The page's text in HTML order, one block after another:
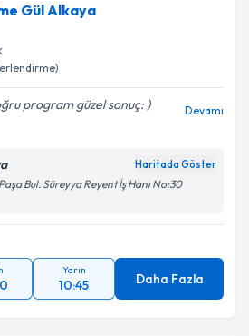
Gül Alkaya
program güzel sonuç: )
Devamı
Haritada Göster
Bul. Süreyya Reyent İş Hanı No:30
Yarın
10:45 Daha Fazla